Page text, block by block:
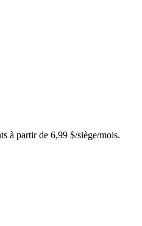
à partir de 6,99 $/siège/mois.